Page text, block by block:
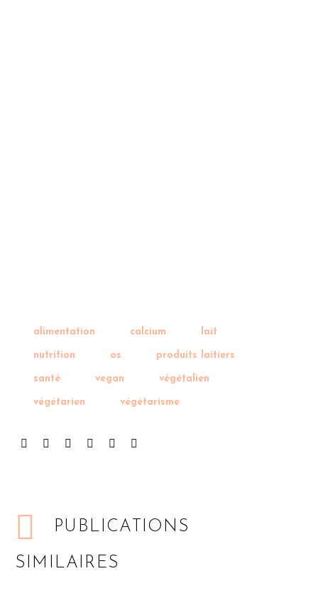
alimentation calcium lait
nutrition os produits laitiers
santé vegan végétalien
végétarien végétarisme
PUBLICATIONS
SIMILAIRES